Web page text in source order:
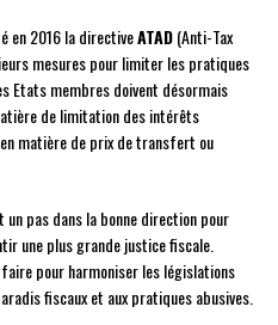
en 2016 la directiveATAD(Anti-Tax
mesures pour limiter les pratiques
Etats membres doivent désormais
de limitation des intérêts
matière de prix de transfert ou
pas dans la bonne direction pour
une plus grande justice fiscale.
pour harmoniser les législations
fiscaux et aux pratiques abusives.